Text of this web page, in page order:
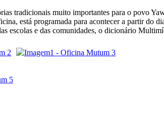
tradicionais muito importantes para o povo
está programada para acontecer a partir
escolas e das comunidades, o dicionário